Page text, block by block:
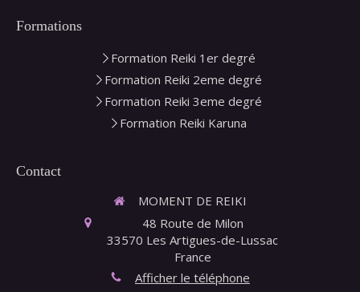
Formations
Formation Reiki 1er degré
Formation Reiki 2eme degré
Formation Reiki 3eme degré
Formation Reiki Karuna
Contact
MOMENT DE REIKI
48 Route de Milon
33570 Les Artigues-de-Lussac
France
Afficher le téléphone